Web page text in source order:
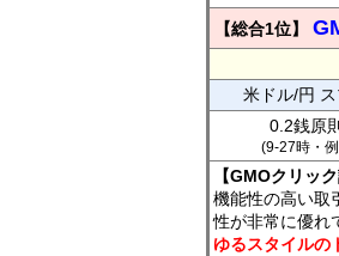
【総合1位】
米ドル/円
0.2銭原
(9-27時・
【GMOクリッ
機能性の高い取
性が非常に優れ
ゆるスタイルの